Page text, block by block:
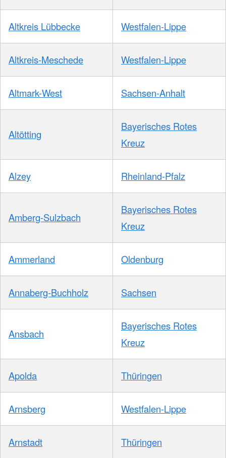
Altkreis Lübbecke Westfalen-Lippe
Altkreis-Meschede Westfalen-Lippe
Altmark-West Sachsen-Anhalt
Altötting
Bayerisches Rotes
Kreuz
Alzey Rheinland-Pfalz
Amberg-Sulzbach
Bayerisches Rotes
Kreuz
Ammerland Oldenburg
Annaberg-Buchholz Sachsen
Ansbach
Bayerisches Rotes
Kreuz
Apolda Thüringen
Arnsberg Westfalen-Lippe
Arnstadt Thüringen